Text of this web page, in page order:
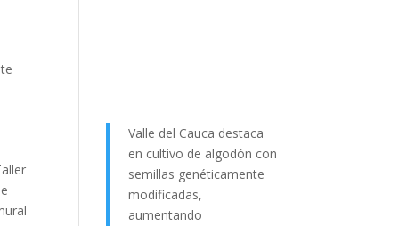
Valle del Cauca destaca
en cultivo de algodón con
semillas genéticamente
modificadas,
aumentando